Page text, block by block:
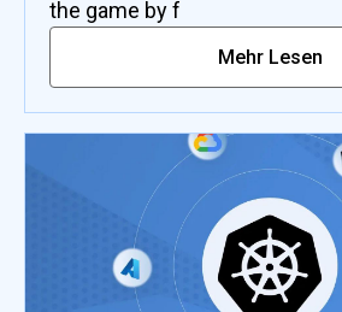
the game by f
Mehr Lesen